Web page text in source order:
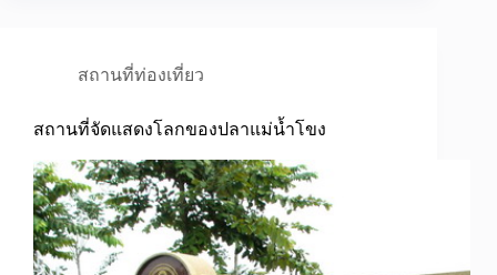
สถานที่ท่องเที่ยว
สถานที่จัดแสดงโลกของปลาแม่น้ำโขง